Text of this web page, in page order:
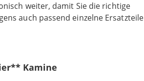
weiter, damit Sie die richtige
auch passend einzelne Ersatzteile
Kamine